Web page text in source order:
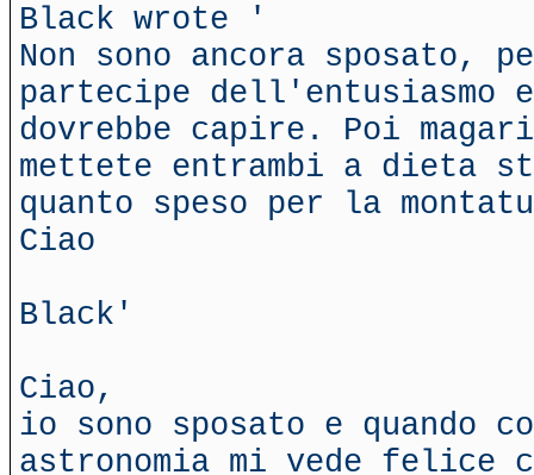
Black wrote '
Non sono ancora sposato,
partecipe dell'entusiasmo
dovrebbe capire. Poi
mettete entrambi a dieta
quanto speso per la
Ciao
Black'
Ciao,
io sono sposato e quando
astronomia mi vede felice